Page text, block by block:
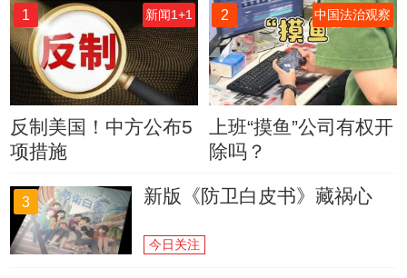
1 新闻1+1
反制美国！中方公布5
项措施
2 中国法治观察
上班“摸鱼”公司有权开
除吗？
3 新版《防卫白皮书》藏祸心
今日关注